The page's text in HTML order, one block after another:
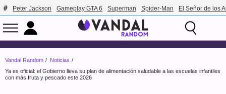
Peter Jackson Gameplay GTA 6 Superman Spider-Man El Señor de los
Vandal Random
Noticias
Ya es oficial: el Gobierno lleva su plan de alimentación saludable a las escuelas infantiles
con más fruta y pescado este 2026